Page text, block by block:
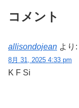
コメント
allisondojean より:
8月 31, 2025 4:33 pm
K F Si